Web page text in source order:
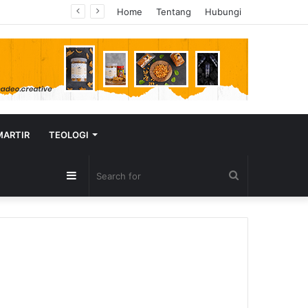
Home Tentang Hubungi
TEOLOGI
for
Sidebar